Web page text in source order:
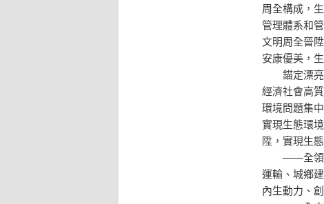
周全構成，
管理體系和
文明周全晉
安康優美，
錨定漂
經濟社會高
環境問題集
實現生態環
陞，實現生
——全領
運輸、城鄉
內生動力、